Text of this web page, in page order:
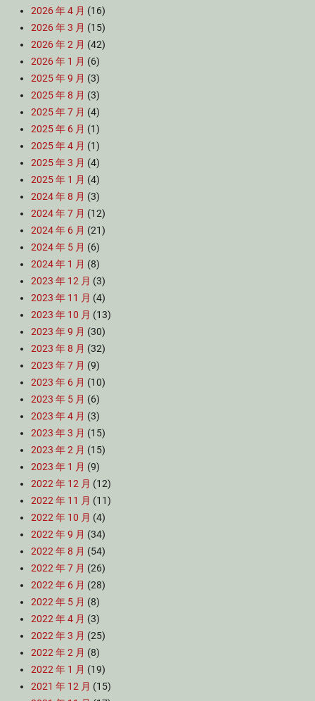
2026 年 4 月 (16)
2026 年 3 月 (15)
2026 年 2 月 (42)
2026 年 1 月 (6)
2025 年 9 月 (3)
2025 年 8 月 (3)
2025 年 7 月 (4)
2025 年 6 月 (1)
2025 年 4 月 (1)
2025 年 3 月 (4)
2025 年 1 月 (4)
2024 年 8 月 (3)
2024 年 7 月 (12)
2024 年 6 月 (21)
2024 年 5 月 (6)
2024 年 1 月 (8)
2023 年 12 月 (3)
2023 年 11 月 (4)
2023 年 10 月 (13)
2023 年 9 月 (30)
2023 年 8 月 (32)
2023 年 7 月 (9)
2023 年 6 月 (10)
2023 年 5 月 (6)
2023 年 4 月 (3)
2023 年 3 月 (15)
2023 年 2 月 (15)
2023 年 1 月 (9)
2022 年 12 月 (12)
2022 年 11 月 (11)
2022 年 10 月 (4)
2022 年 9 月 (34)
2022 年 8 月 (54)
2022 年 7 月 (26)
2022 年 6 月 (28)
2022 年 5 月 (8)
2022 年 4 月 (3)
2022 年 3 月 (25)
2022 年 2 月 (8)
2022 年 1 月 (19)
2021 年 12 月 (15)